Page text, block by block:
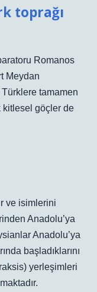
toprağı
Romanos
Meydan
Türklere tamamen
kitlesel göçler de
ve isimlerini
Anadolu’ya
Anadolu’ya
başladıklarını
yerleşimleri